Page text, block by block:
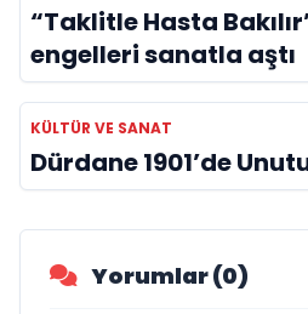
“Taklitle Hasta
engelleri sanatla aştı
KÜLTÜR VE SANAT
Dürdane 1901’de
Yorumlar (0)